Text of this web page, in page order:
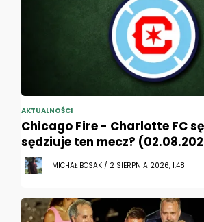
AKTUALNOŚCI
Chicago Fire - Charlotte FC
sędziuje ten mecz?
MICHAŁ BOSAK / 2 SIERPNIA 2026, 1:48